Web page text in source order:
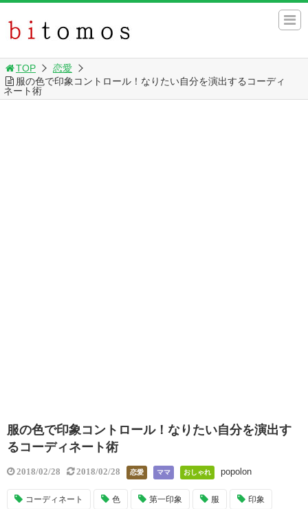
TOP
恋愛
服の色で印象コントロール！なりたい自分を演出するコーディ
ネート術
服の色で印象コントロール！なりたい自分を演出す
るコーディネート術
2018/02/28 2018/02/28 恋愛 ママ おしゃれ popolon
コーディネート 色 第一印象 服 印象